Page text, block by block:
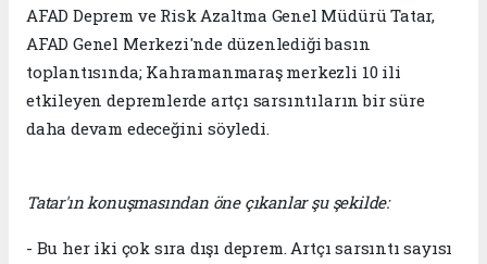
AFAD Deprem ve Risk Azaltma Genel Müdürü Tatar,
AFAD Genel Merkezi'nde düzenlediği basın
toplantısında; Kahramanmaraş merkezli 10 ili
etkileyen depremlerde artçı sarsıntıların bir süre
daha devam edeceğini söyledi.
Tatar'ın konuşmasından öne çıkanlar şu şekilde:
- Bu her iki çok sıra dışı deprem. Artçı sarsıntı sayısı